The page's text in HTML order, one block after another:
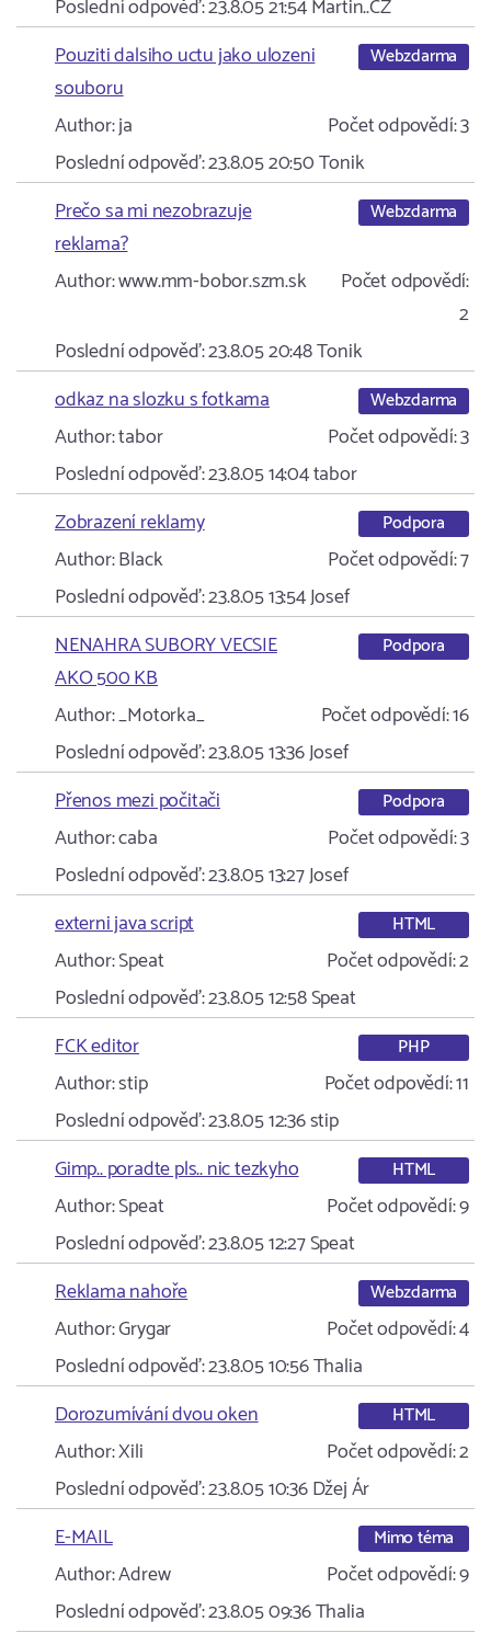
Poslední odpověď:23.8.05 21:54Martin..CZ
Pouziti dalsiho uctu jako ulozeni
souboru
Webzdarma
Author:ja Počet odpovědí:3
Poslední odpověď:23.8.05 20:50Tonik
Prečo sa mi nezobrazuje
reklama?
Webzdarma
Author:www.mm-bobor.szm.sk
Počet odpovědí:
2
Poslední odpověď:23.8.05 20:48Tonik
odkaz na slozku s fotkama
Webzdarma
Author:tabor Počet odpovědí:3
Poslední odpověď:23.8.05 14:04tabor
Zobrazení reklamy
Podpora
Author:Black Počet odpovědí:7
Poslední odpověď:23.8.05 13:54Josef
NENAHRA SUBORY VECSIE
AKO 500 KB
Podpora
Author:_Motorka_ Počet odpovědí:16
Poslední odpověď:23.8.05 13:36Josef
Přenos mezi počitači
Podpora
Author:caba Počet odpovědí:3
Poslední odpověď:23.8.05 13:27Josef
externi java script
HTML
Author:Speat Počet odpovědí:2
Poslední odpověď:23.8.05 12:58Speat
FCK editor
PHP
Author:stip Počet odpovědí:11
Poslední odpověď:23.8.05 12:36stip
Gimp.. poradte pls.. nic tezkyho
HTML
Author:Speat Počet odpovědí:9
Poslední odpověď:23.8.05 12:27Speat
Reklama nahoře
Webzdarma
Author:Grygar Počet odpovědí:4
Poslední odpověď:23.8.05 10:56Thalia
Dorozumívání dvou oken
HTML
Author:Xili Počet odpovědí:2
Poslední odpověď:23.8.05 10:36Džej Ár
E-MAIL
Mimo téma
Author:Adrew Počet odpovědí:9
Poslední odpověď:23.8.05 09:36Thalia